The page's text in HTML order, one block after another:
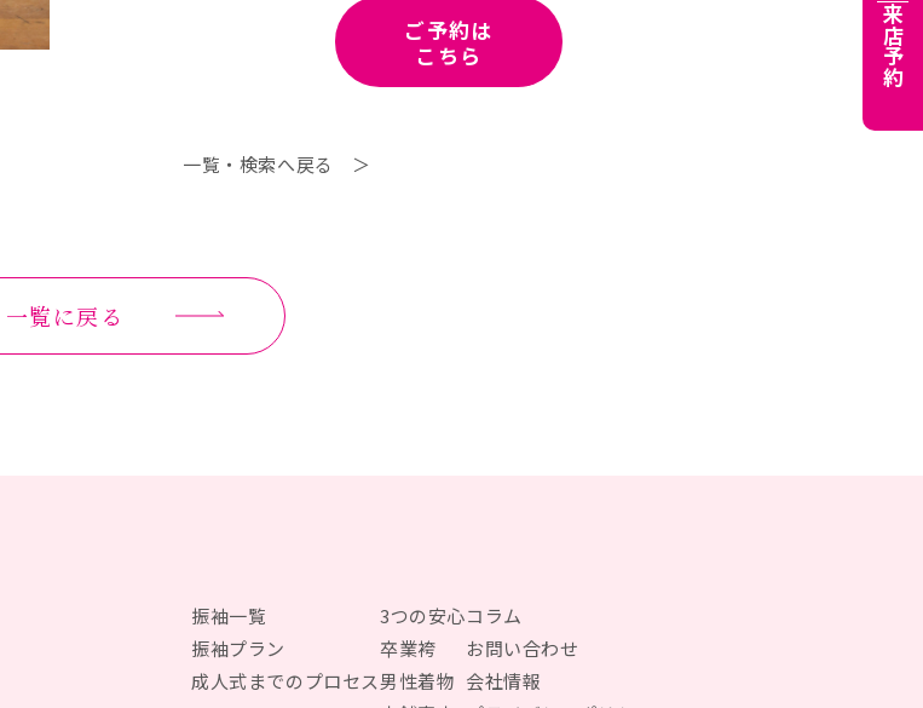
来店予約
ご予約は
こちら
一覧・検索へ戻る ＞
一覧に戻る
振袖一覧
振袖プラン
成人式までのプロセス
3つの安心
卒業袴
男性着物
コラム
お問い合わせ
会社情報